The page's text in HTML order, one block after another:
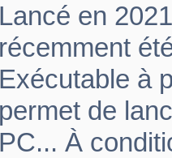
Lancé en
récemment
Exécutable à
permet de
PC... À